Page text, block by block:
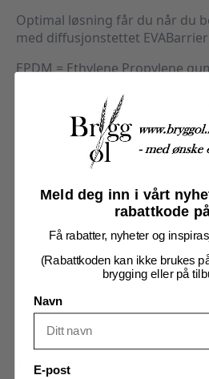
Optimal løsning får du når du
med diffusjonstettet
EPDM = Ethylene Propylene
produkter, alakaliske og syre-
alkohol, ketoner og drikkevarer
også gode aldrings- og slite-
(bisphenol A) og er generelt å
silikon og andre lignende
Omregning mellom tommer
Sørg for å velge
dine rør- og slangedimensjoner:
3/8″ er litt mindre enn 10mm
5/16″ er det samme som 8mm
1/4″ er litt mere enn 6mm
18 på lager
Meld deg inn i vårt
rabattkode
Få rabatter, nyheter og
(Rabattkoden kan ikke brukes
brygging eller på
Navn
E-post